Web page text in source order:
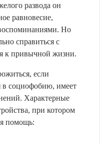
развода он
равновесие,
Но
справиться с
к привычной жизни.
если
в социофобию, имеет
Характерные
при котором
помощь: